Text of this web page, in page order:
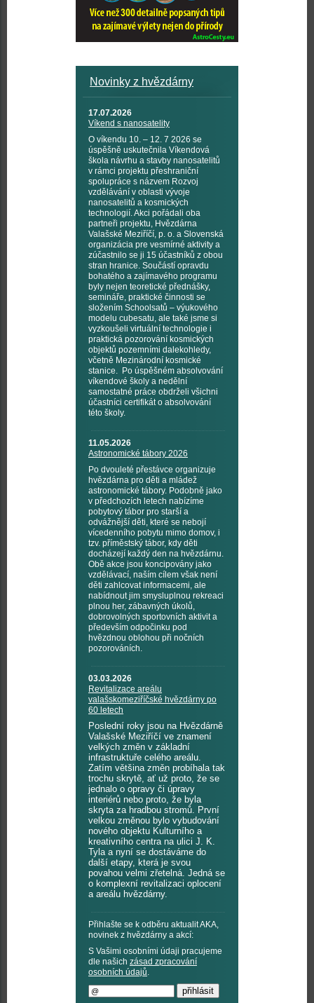
Novinky z hvězdárny
17.07.2026
Víkend s nanosatelity
O víkendu 10. – 12. 7 2026 se
úspěšně uskutečnila Víkendová
škola návrhu a stavby nanosatelitů
v rámci projektu přeshraniční
spolupráce s názvem Rozvoj
vzdělávání v oblasti vývoje
nanosatelitů a kosmických
technologií. Akci pořádali oba
partneři projektu, Hvězdárna
Valašské Meziříčí, p. o. a Slovenská
organizácia pre vesmírné aktivity a
zúčastnilo se ji 15 účastníků z obou
stran hranice. Součástí opravdu
bohatého a zajímavého programu
byly nejen teoretické přednášky,
semináře, praktické činnosti se
složením Schoolsatů – výukového
modelu cubesatu, ale také jsme si
vyzkoušeli virtuální technologie i
praktická pozorování kosmických
objektů pozemními dalekohledy,
včetně Mezinárodní kosmické
stanice. Po úspěšném absolvování
víkendové školy a nedělní
samostatné práce obdrželi všichni
účastníci certifikát o absolvování
této školy.
11.05.2026
Astronomické tábory 2026
Po dvouleté přestávce organizuje
hvězdárna pro děti a mládež
astronomické tábory. Podobně jako
v předchozích letech nabízíme
pobytový tábor pro starší a
odvážnější děti, které se nebojí
vícedenního pobytu mimo domov, i
tzv. příměstský tábor, kdy děti
docházejí každý den na hvězdárnu.
Obě akce jsou koncipovány jako
vzdělávací, naším cílem však není
děti zahlcovat informacemi, ale
nabídnout jim smysluplnou rekreaci
plnou her, zábavných úkolů,
dobrovolných sportovních aktivit a
především odpočinku pod
hvězdnou oblohou při nočních
pozorováních.
03.03.2026
Revitalizace areálu
valašskomeziříčské hvězdárny po
60 letech
Poslední roky jsou na Hvězdárně
Valašské Meziříčí ve znamení
velkých změn v základní
infrastruktuře celého areálu.
Zatím většina změn probíhala tak
trochu skrytě, ať už proto, že se
jednalo o opravy či úpravy
interiérů nebo proto, že byla
skryta za hradbou stromů. První
velkou změnou bylo vybudování
nového objektu Kulturního a
kreativního centra na ulici J. K.
Tyla a nyní se dostáváme do
další etapy, která je svou
povahou velmi zřetelná. Jedná se
o komplexní revitalizaci oplocení
a areálu hvězdárny.
Přihlašte se k odběru aktualit AKA,
novinek z hvězdárny a akcí:
S Vašimi osobními údaji pracujeme
dle našich zásad zpracování
osobních údajů.